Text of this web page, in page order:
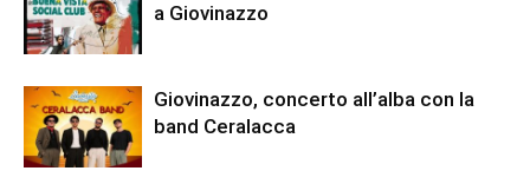
a Giovinazzo
Giovinazzo, concerto all’alba con la
band Ceralacca